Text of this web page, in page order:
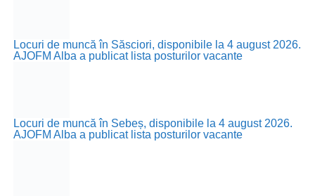
Locuri de muncă în Săsciori, disponibile la 4 august 2026.
AJOFM Alba a publicat lista posturilor vacante
Locuri de muncă în Sebeș, disponibile la 4 august 2026.
AJOFM Alba a publicat lista posturilor vacante